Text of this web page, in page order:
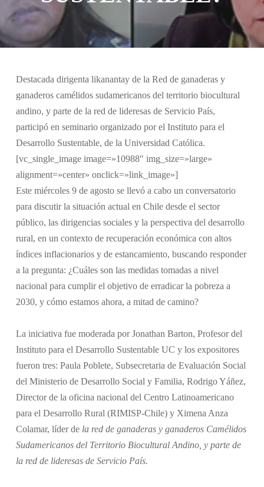
Destacada dirigenta likanantay de la Red de ganaderas y
ganaderos camélidos sudamericanos del territorio biocultural
andino, y parte de la red de lideresas de Servicio País,
participó en seminario organizado por el Instituto para el
Desarrollo Sustentable, de la Universidad Católica.
[vc_single_image image=»10988″ img_size=»large»
alignment=»center» onclick=»link_image»]
Este miércoles 9 de agosto se llevó a cabo un conversatorio
para discutir la situación actual en Chile desde el sector
público, las dirigencias sociales y la perspectiva del desarrollo
rural, en un contexto de recuperación económica con altos
índices inflacionarios y de estancamiento, buscando responder
a la pregunta: ¿Cuáles son las medidas tomadas a nivel
nacional para cumplir el objetivo de erradicar la pobreza a
2030, y cómo estamos ahora, a mitad de camino?
La iniciativa fue moderada por Jonathan Barton, Profesor del
Instituto para el Desarrollo Sustentable UC y los expositores
fueron tres: Paula Poblete, Subsecretaria de Evaluación Social
del Ministerio de Desarrollo Social y Familia, Rodrigo Yáñez,
Director de la oficina nacional del Centro Latinoamericano
para el Desarrollo Rural (RIMISP-Chile) y Ximena Anza
Colamar, líder de la red de ganaderas y ganaderos Camélidos
Sudamericanos del Territorio Biocultural Andino, y parte de
la red de lideresas de Servicio País.